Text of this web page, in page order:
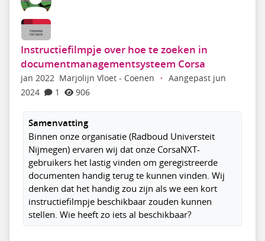
Instructiefilmpje over hoe te zoeken in
documentmanagementsysteem Corsa
jan 2022 Marjolijn Vloet - Coenen ·
Aangepast jun
2024
1 906
Samenvatting
Binnen onze organisatie (Radboud Universteit
Nijmegen) ervaren wij dat onze CorsaNXT-
gebruikers het lastig vinden om geregistreerde
documenten handig terug te kunnen vinden. Wij
denken dat het handig zou zijn als we een kort
instructiefilmpje beschikbaar zouden kunnen
stellen. Wie heeft zo iets al beschikbaar?